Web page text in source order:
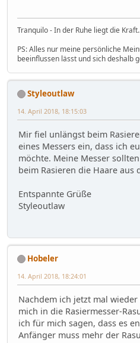
Tranquilo - In der Ruhe liegt die
PS: Alles nur meine persönliche
beeinflussen lässt und sich deshalb
Styleoutlaw
14. April 2018, 18:15:03
Mir fiel unlängst beim
eines Messers ein, dass ich
möchte. Meine Messer
beim Rasieren die Haare aus
Entspannte Grüße
Styleoutlaw
Hobeler
14. April 2018, 18:24:01
Nachdem ich jetzt mal
mich in die Rasiermesser-
ich für mich sagen, dass es
Anfänger muss mehr der